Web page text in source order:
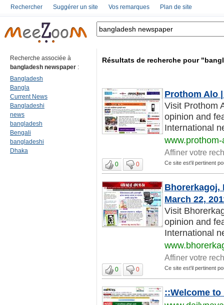
Rechercher Suggérer un site Vos remarques Plan de site
Recherche associée à
bangladesh newspaper :
Bangladesh
Bangla
Current News
Bangladeshi
news
bangladesh
Bengali
bangladeshi
Dhaka
Résultats de recherche pour
Prothom Alo
Visit Prothom
opinion and
International
Affiner votre
0 0 Ce site est'il pertinent
Bhorerkagoj,
March 22,
Visit
opinion and
International
Affiner votre
0 0 Ce site est'il pertinent
::Welcome to